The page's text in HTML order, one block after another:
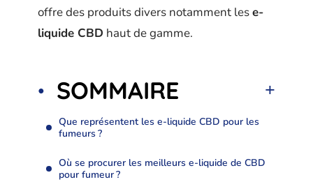
offre des produits divers notamment lese-
liquide CBD haut de gamme.
SOMMAIRE
Que représentent les e-liquide CBD pour les
fumeurs ?
Où se procurer les meilleurs e-liquide de CBD
pour fumeur ?